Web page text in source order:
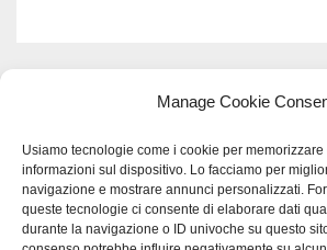
Manage Cookie
Usiamo tecnologie come i cookie per memorizzare
informazioni sul dispositivo. Lo facciamo per
navigazione e mostrare annunci personalizzati.
queste tecnologie ci consente di elaborare dati
durante la navigazione o ID univoche su questo